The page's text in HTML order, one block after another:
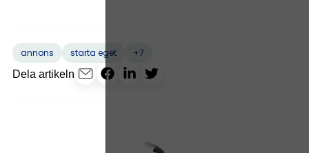
annons starta eget
+7
Dela artikeln